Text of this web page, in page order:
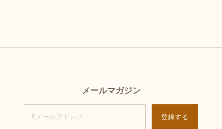
メールマガジン